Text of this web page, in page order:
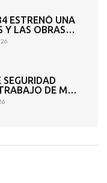
ESTRENÓ UNA
Y LAS OBRAS
EL
DE MÁS
QUE
LA BÚSQUEDA